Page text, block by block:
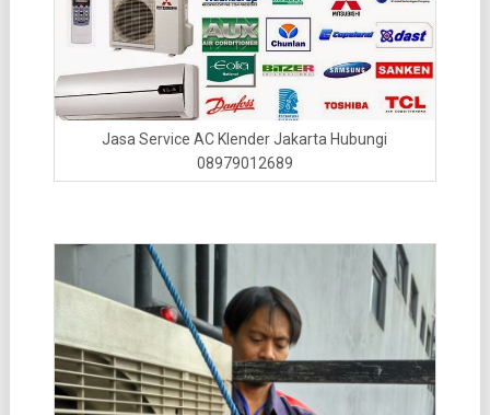
Jasa Service AC Klender Jakarta Hubungi
08979012689